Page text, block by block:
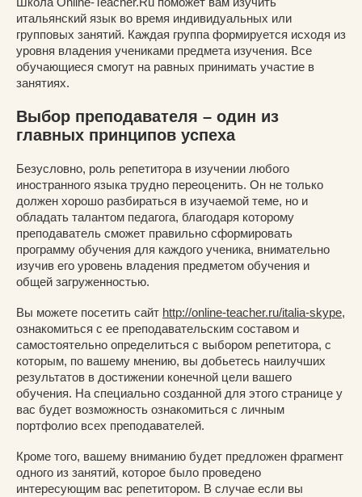
итальянский язык во время индивидуальных или
групповых занятий. Каждая группа формируется исходя из
уровня владения учениками предмета изучения. Все
обучающиеся смогут на равных принимать участие в
занятиях.
Выбор преподавателя – один из
главных принципов успеха
Безусловно, роль репетитора в изучении любого
иностранного языка трудно переоценить. Он не только
должен хорошо разбираться в изучаемой теме, но и
обладать талантом педагога, благодаря которому
преподаватель сможет правильно сформировать
программу обучения для каждого ученика, внимательно
изучив его уровень владения предметом обучения и
общей загруженностью.
Вы можете посетить сайт http://online-teacher.ru/italia-skype,
ознакомиться с ее преподавательским составом и
самостоятельно определиться с выбором репетитора, с
которым, по вашему мнению, вы добьетесь наилучших
результатов в достижении конечной цели вашего
обучения. На специально созданной для этого странице у
вас будет возможность ознакомиться с личным
портфолио всех преподавателей.
Кроме того, вашему вниманию будет предложен фрагмент
одного из занятий, которое было проведено
интересующим вас репетитором. В случае если вы